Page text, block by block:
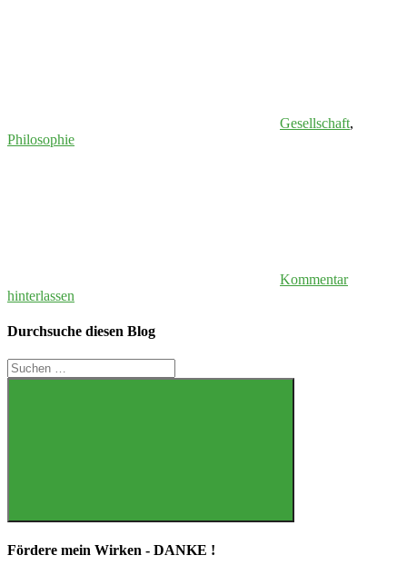
Gesellschaft,
Philosophie
Kommentar
hinterlassen
Durchsuche diesen Blog
Suchen
nach:
Suchen
Fördere mein Wirken - DANKE !